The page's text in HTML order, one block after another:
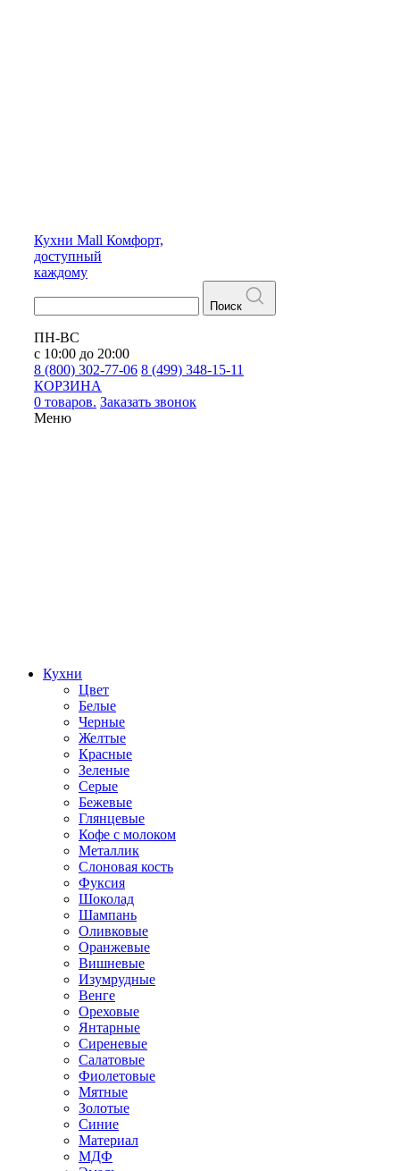
Кухни Mall Комфорт,
доступный
каждому
Поиск
ПН-ВС
с 10:00 до 20:00
8 (800) 302-77-06 8 (499) 348-15-11
КОРЗИНА
0 товаров. Заказать звонок
Меню
Кухни
Цвет
Белые
Черные
Желтые
Красные
Зеленые
Серые
Бежевые
Глянцевые
Кофе с молоком
Металлик
Слоновая кость
Фуксия
Шоколад
Шампань
Оливковые
Оранжевые
Вишневые
Изумрудные
Венге
Ореховые
Янтарные
Сиреневые
Салатовые
Фиолетовые
Мятные
Золотые
Синие
Материал
МДФ